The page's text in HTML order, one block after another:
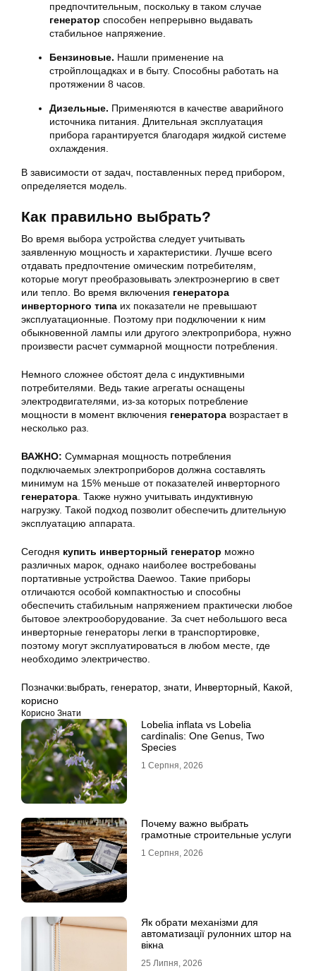
предпочтительным, поскольку в таком случае
генератор способен непрерывно выдавать
стабильное напряжение.
Бензиновые. Нашли применение на
стройплощадках и в быту. Способны работать на
протяжении 8 часов.
Дизельные. Применяются в качестве аварийного
источника питания. Длительная эксплуатация
прибора гарантируется благодаря жидкой системе
охлаждения.
В зависимости от задач, поставленных перед прибором,
определяется модель.
Как правильно выбрать?
Во время выбора устройства следует учитывать
заявленную мощность и характеристики. Лучше всего
отдавать предпочтение омическим потребителям,
которые могут преобразовывать электроэнергию в свет
или тепло. Во время включения генератора
инверторного типа их показатели не превышают
эксплуатационные. Поэтому при подключении к ним
обыкновенной лампы или другого электроприбора, нужно
произвести расчет суммарной мощности потребления.
Немного сложнее обстоят дела с индуктивными
потребителями. Ведь такие агрегаты оснащены
электродвигателями, из-за которых потребление
мощности в момент включения генератора возрастает в
несколько раз.
ВАЖНО: Суммарная мощность потребления
подключаемых электроприборов должна составлять
минимум на 15% меньше от показателей инверторного
генератора . Также нужно учитывать индуктивную
нагрузку. Такой подход позволит обеспечить длительную
эксплуатацию аппарата.
Сегодня купить инверторный генератор можно
различных марок, однако наиболее востребованы
портативные устройства Daewoo. Такие приборы
отличаются особой компактностью и способны
обеспечить стабильным напряжением практически любое
бытовое электрооборудование. За счет небольшого веса
инверторные генераторы легки в транспортировке,
поэтому могут эксплуатироваться в любом месте, где
необходимо электричество.
Позначки:выбрать генератор знати Инверторный Какой
корисно
Корисно Знати
Lobelia inflata vs Lobelia
cardinalis: One Genus, Two
Species
1 Серпня, 2026
Почему важно выбрать
грамотные строительные услуги
1 Серпня, 2026
Як обрати механізми для
автоматизації рулонних штор на
вікна
25 Липня, 2026